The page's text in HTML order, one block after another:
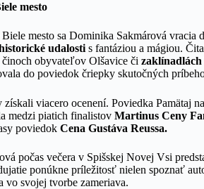
mesto
mesto sa Dominika Sakmárová
udalosti s fantáziou a mágiou.
obyvateľov Olšavice či zaklínadlách
do poviedok čriepky skutočných
viacero ocenení. Poviedka Pamätaj
medzi piatich finalistov Martinus Ceny
poviedok Cena Gustáva Reussa.
počas večera v Spišskej Novej Vsi
ponúkne príležitosť nielen spoznať
vo svojej tvorbe zameriava.